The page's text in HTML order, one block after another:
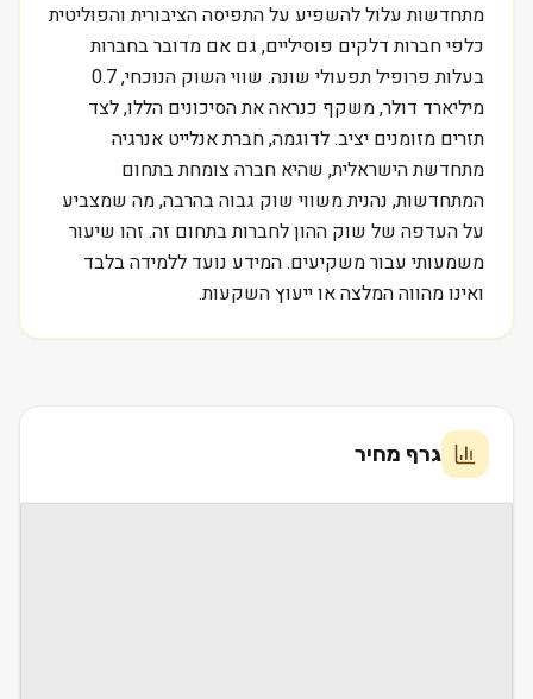
מתחדשות עלול להשפיע על התפיסה הציבורית והפוליטית
כלפי חברות דלקים פוסיליים, גם אם מדובר בחברות
בעלות פרופיל תפעולי שונה. שווי השוק הנוכחי, 0.7
מיליארד דולר, משקף כנראה את הסיכונים הללו, לצד
תזרים מזומנים יציב. לדוגמה, חברת אנלייט אנרגיה
מתחדשת הישראלית, שהיא חברה צומחת בתחום
המתחדשות, נהנית משווי שוק גבוה בהרבה, מה שמצביע
על העדפה של שוק ההון לחברות בתחום זה. זהו שיעור
משמעותי עבור משקיעים. המידע נועד ללמידה בלבד
ואינו מהווה המלצה או ייעוץ השקעות.
גרף מחיר